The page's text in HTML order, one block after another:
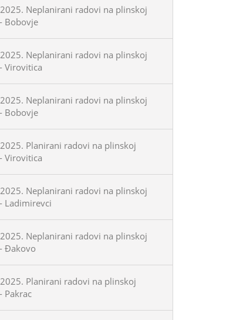
Neplanirani radovi na plinskoj
Bobovje
Neplanirani radovi na plinskoj
Virovitica
Neplanirani radovi na plinskoj
Bobovje
Planirani radovi na plinskoj
Virovitica
Neplanirani radovi na plinskoj
Ladimirevci
Neplanirani radovi na plinskoj
Đakovo
Planirani radovi na plinskoj
Pakrac